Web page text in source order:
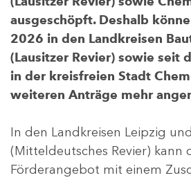
ausgeschöpft. Deshalb
2026 in den Landkreisen
(Lausitzer Revier) sowie seit
in der kreisfreien Stadt
weiteren Anträge mehr
In den Landkreisen Leipzig
(Mitteldeutsches Revier) kann
Förderangebot mit einem